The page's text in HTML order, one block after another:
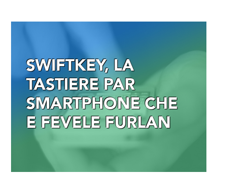
SWIFTKEY, LA
TASTIERE PAR
SMARTPHONE CHE
E FEVELE FURLAN